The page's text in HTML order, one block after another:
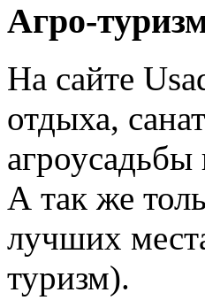
Агро-
На сайте
отдыха,
А так же
лучших
туризм).